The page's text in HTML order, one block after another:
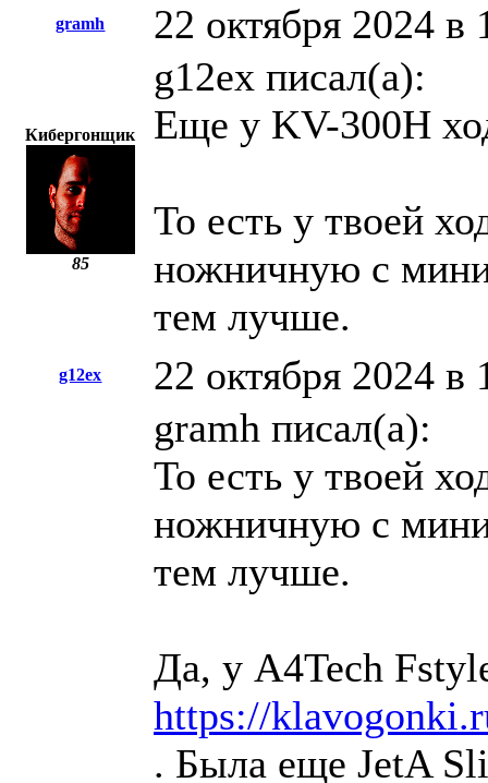
gramh 22 октября 2024 в
Кибергонщик
85
g12ex писал(а):
Еще у KV-300H
То есть у твоей
ножничную с
тем лучше.
g12ex
22 октября 2024 в
gramh писал(а):
То есть у твоей
ножничную с
тем лучше.
Да, у A4Tech
https://
. Была еще JetA